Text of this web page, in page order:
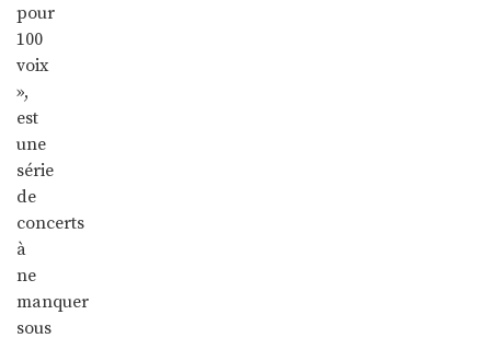
pour
100
voix
»,
est
une
série
de
concerts
à
ne
manquer
sous